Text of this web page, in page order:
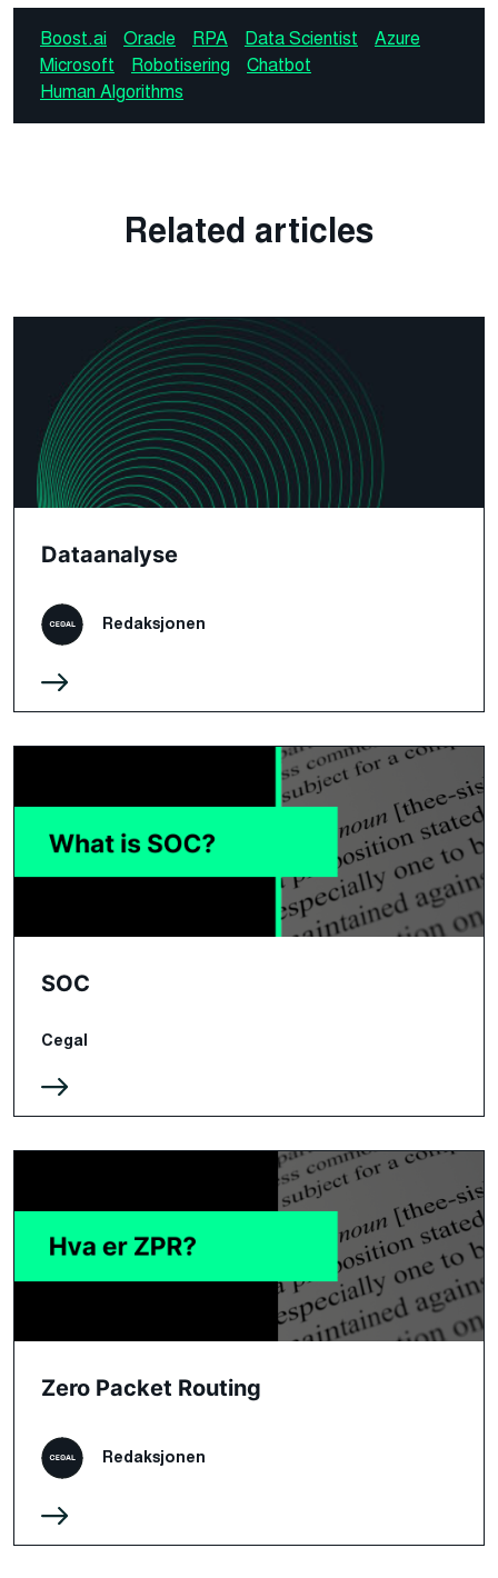
Boost.ai Oracle RPA Data Scientist
Azure
Microsoft
Robotisering
Chatbot
Human Algorithms
Related articles
Dataanalyse
Redaksjonen
SOC
Cegal
Zero Packet Routing
Redaksjonen